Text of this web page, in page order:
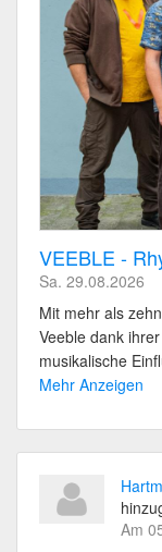
VEEBLE -
Sa. 29.08.2026
Mit mehr als
Veeble dank
musikalische
Mehr Anzeigen
Am